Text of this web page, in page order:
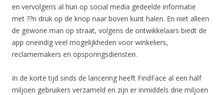
en vervolgens al hun op social media gedeelde informatie
met ??n druk op de knop naar boven kunt halen. En niet alleen
de gewone man op straat, volgens de ontwikkelaars biedt de
app oneindig veel mogelijkheden voor winkeliers,
reclamemakers en opsporingsdiensten.
In de korte tijd sinds de lancering heeft FindFace al een half
miljoen gebruikers verzameld en zijn er inmiddels drie miljoen